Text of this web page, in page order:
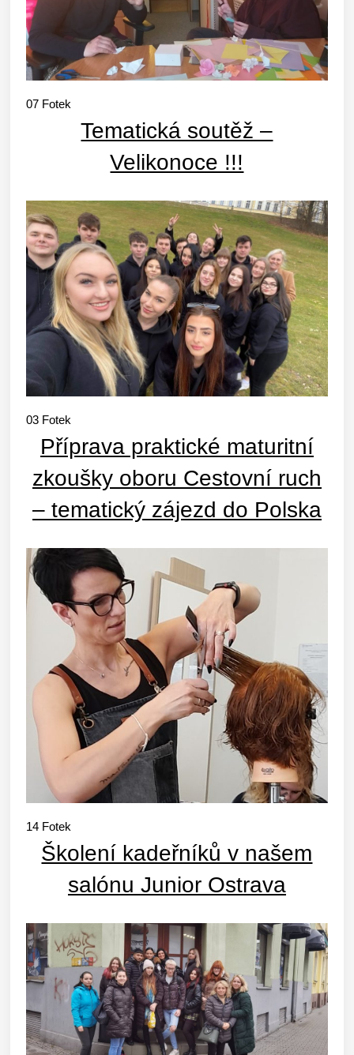
07 Fotek
Tematická soutěž –
Velikonoce !!!
03 Fotek
Příprava praktické maturitní
zkoušky oboru Cestovní ruch
– tematický zájezd do Polska
14 Fotek
Školení kadeřníků v našem
salónu Junior Ostrava